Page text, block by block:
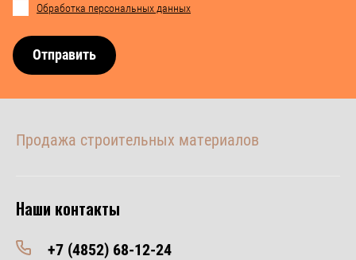
Обработка персональных данных
Отправить
Продажа строительных материалов
Наши контакты
+7 (4852) 68-12-24